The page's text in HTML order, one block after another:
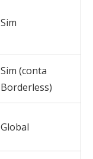
Sim
Sim (conta
Borderless)
Global